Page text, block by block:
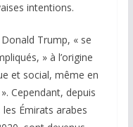
intentions.
Trump, « se
» à l’origine
et social, même en
Cependant, depuis
Émirats arabes